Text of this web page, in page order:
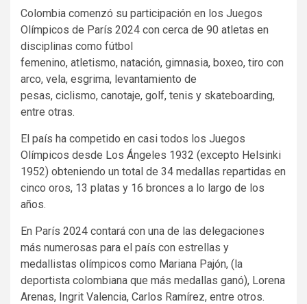
Colombia comenzó su participación en los Juegos
Olímpicos de París 2024 con cerca de 90 atletas en
disciplinas como fútbol
femenino, atletismo, natación, gimnasia, boxeo, tiro con
arco, vela, esgrima, levantamiento de
pesas, ciclismo, canotaje, golf, tenis y skateboarding,
entre otras.
El país ha competido en casi todos los Juegos
Olímpicos desde Los Ángeles 1932 (excepto Helsinki
1952) obteniendo un total de 34 medallas repartidas en
cinco oros, 13 platas y 16 bronces a lo largo de los
años.
En París 2024 contará con una de las delegaciones
más numerosas para el país con estrellas y
medallistas olímpicos como Mariana Pajón, (la
deportista colombiana que más medallas ganó), Lorena
Arenas, Ingrit Valencia, Carlos Ramírez, entre otros.